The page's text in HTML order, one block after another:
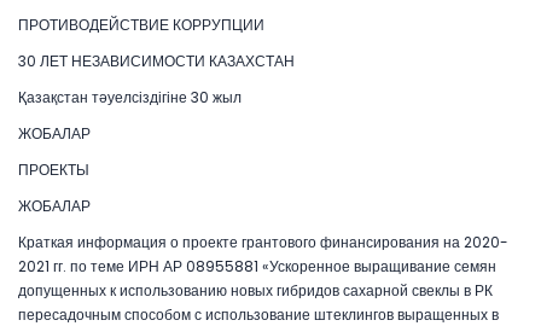
ПРОТИВОДЕЙСТВИЕ КОРРУПЦИИ
30 ЛЕТ НЕЗАВИСИМОСТИ КАЗАХСТАН
Қазақстан тәуелсіздігіне 30 жыл
ЖОБАЛАР
ПРОЕКТЫ
ЖОБАЛАР
Краткая информация о проекте грантового финансирования на 2020-
2021 гг. по теме ИРН АР 08955881 «Ускоренное выращивание семян
допущенных к использованию новых гибридов сахарной свеклы в РК
пересадочным способом с использование штеклингов выращенных в